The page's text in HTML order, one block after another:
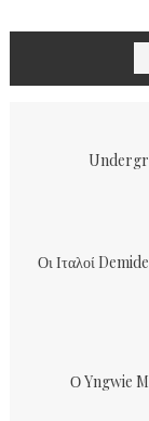
Οι Ιταλοί
Ο Yngwie